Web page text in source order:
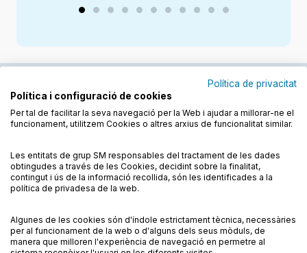
Condicions de compra
Condicions d’ús
Política de cookies
Política de privadesa FAQs
Política de privacitat
Política i configuració de cookies
Per tal de facilitar la seva navegació per la Web i ajudar a millorar-ne el
funcionament, utilitzem Cookies o altres arxius de funcionalitat similar.
Les entitats de grup SM responsables del tractament de les dades
obtingudes a través de les Cookies, decidint sobre la finalitat,
contingut i ús de la informació recollida, són les identificades a la
política de privadesa de la web.
Algunes de les cookies són d'índole estrictament tècnica, necessàries
per al funcionament de la web o d'alguns dels seus mòduls, de
manera que milloren l'experiència de navegació en permetre al